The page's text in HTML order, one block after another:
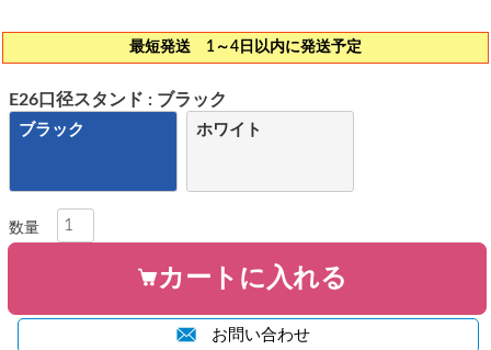
最短発送 1～4日以内に発送予定
E26口径スタンド ブラック
ブラック ホワイト
カートに入れる
お問い合わせ